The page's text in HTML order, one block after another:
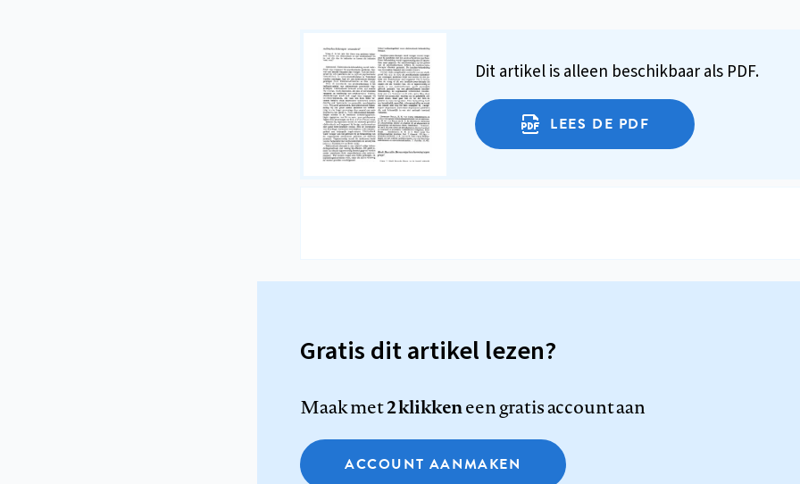
Dit artikel is alleen beschikbaar als PDF.
LEES DE PDF
Gratis dit artikel lezen?
Maak met2 klikkeneen gratis account aan
ACCOUNT AANMAKEN